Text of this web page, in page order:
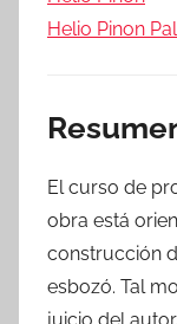
Helio Pinon
El curso de
obra está
construcción
esbozó. Tal